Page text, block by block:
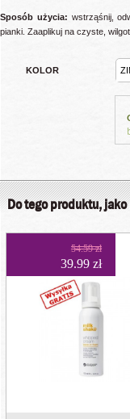
Sposób użycia: wstrząśnij,
pianki. Zaaplikuj na czyste,
KOLOR
Do tego produktu, jako
54.59 zł
39.99 zł